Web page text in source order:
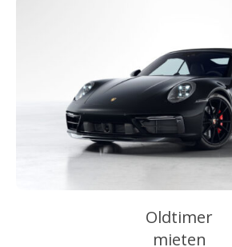
Oldtimer
mieten